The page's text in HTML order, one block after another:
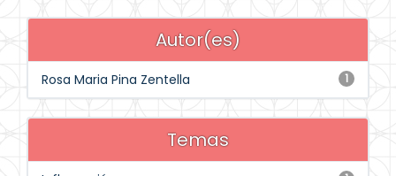
Autor(es)
1
Rosa Maria Pina Zentella
Temas